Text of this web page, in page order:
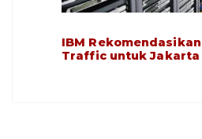
IBM
Traffic untuk Jakarta